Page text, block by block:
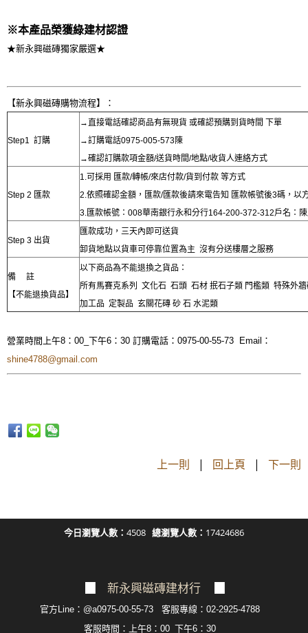
※本產品榮獲綠建材認證
★新永興磁磚獨家嚴選★
【新永興磁磚購物流程】：
Step1 訂購
→直接電話確認商品有無現貨 或確認預購到貨時間 下單
→訂購電話0975-005-573陳
→確認訂購款項金額/送貨時間/地點/收貨人連絡方式
Step 2 匯款
1.可採用 匯款/轉帳/來店付款/貨到付款 等方式
2.依照確認金額，匯款/匯款後請來電告知 匯款帳號後3碼，以
3.匯款帳號：008華南銀行永和分行164-200-372-312戶名：
Step 3 出貨
匯款成功，三天內即可送貨
卸貨地點以貨車可停靠位置為主 沒有分送樓層之服務
備 註
【不能退換貨品】
以下商品為不能退換之貨品：
所有馬賽克系列 文化石 石頭 石材 抿石子類 門檻類 特殊外
加工品 定製品 玄關花磚 砂 石 水泥類
營業時間上午8：00_下午6：30 訂購電話：0975-00-55-73 Email：
shine4788@gmail.com
上一則 | 回上頁 | 下一則
今日瀏覽人數： 4508 總瀏覽人數： 17424686
新永興磁磚建材行
官方Line：@a0975-00-55-73 客服專線：02-2925-4788
客服 時間：上午8：00_下午6：30